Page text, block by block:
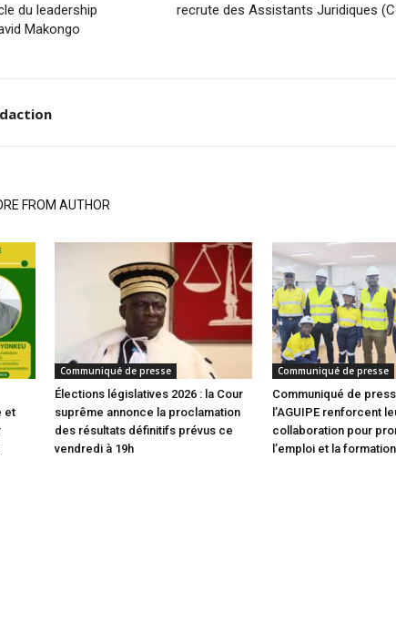
du leadership
Makongo
recrute des Assistants Juridiques
FROM AUTHOR
et
Communiqué de presse
Élections législatives 2026 : la Cour
suprême annonce la proclamation
des résultats définitifs prévus ce
vendredi à 19h
Communiqué de presse
Communiqué de
l’AGUIPE renforcent
collaboration pour
l’emploi et la